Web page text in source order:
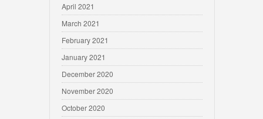
April 2021
March 2021
February 2021
January 2021
December 2020
November 2020
October 2020